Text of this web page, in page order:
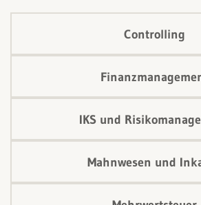
Controlling
IKS und
Mahnwesen und